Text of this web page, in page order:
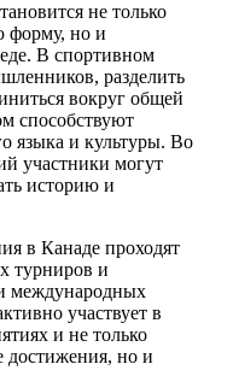
не только
форму, но и
В спортивном
разделить
вокруг общей
способствуют
языка и культуры. Во
участники могут
историю и
в Канаде проходят
турниров и
международных
участвует в
и не только
достижения, но и